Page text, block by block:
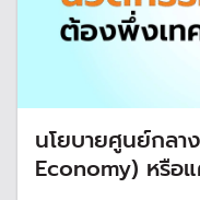
นโยบายศูนย์กลา
Economy) หรือแ